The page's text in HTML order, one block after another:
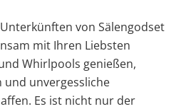
von Sälengodset
mit Ihren Liebsten
Whirlpools genießen,
und unvergessliche
Es ist nicht nur der